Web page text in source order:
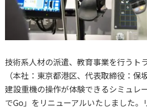
技術系人材の派遣、教育事業を行うト
（本社：東京都港区、代表取締役：保
建設重機の操作が体験できるシミュレ
でGo」をリニューアルいたしました。